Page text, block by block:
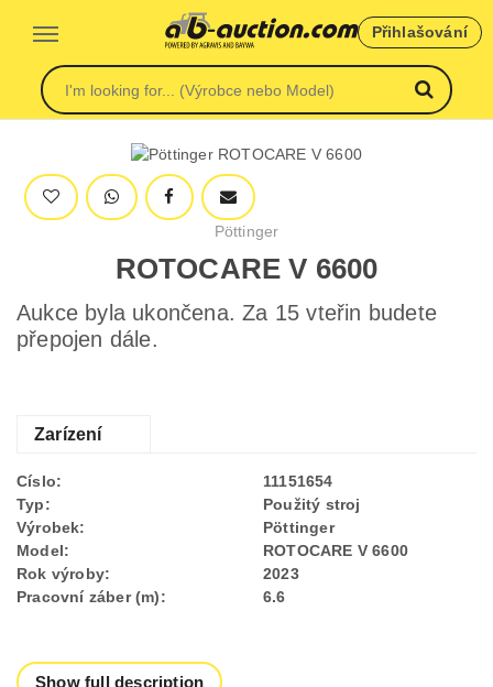
Přihlašování
Pöttinger
ROTOCARE V 6600
Aukce byla ukončena. Za 15 vteřin budete
přepojen dále.
Zarízení
Císlo:
11151654
Typ:
Použitý stroj
Výrobek:
Pöttinger
Model:
ROTOCARE V 6600
Rok výroby:
2023
Pracovní záber (m):
6.6
Show full description